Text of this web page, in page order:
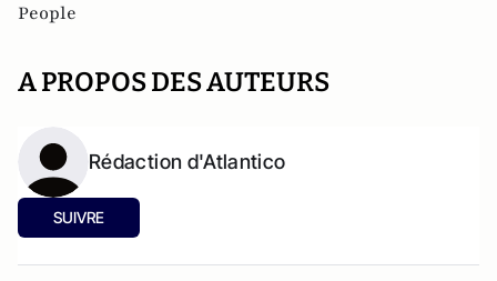
People
A PROPOS DES AUTEURS
Rédaction d'Atlantico
SUIVRE